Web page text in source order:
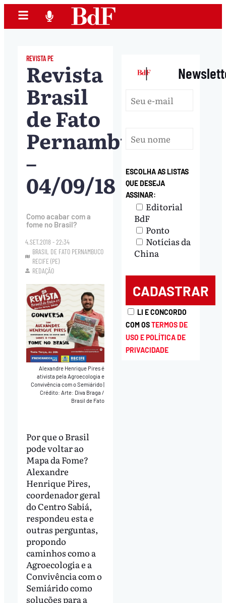
REVISTA PE
Revista
Brasil
de Fato
Pernambuco
–
04/09/18
Como acabar com a
fome no Brasil?
4.SET.2018 - 22:34
BRASIL DE FATO PERNAMBUCO
RECIFE (PE)
REDAÇÃO
Alexandre Henrique Pires é
ativista pela Agroecologia e
Convivência com o Semiárido
Crédito: Arte: Diva Braga /
Brasil de Fato
Por que o Brasil
pode voltar ao
Mapa da Fome?
Alexandre
Henrique Pires,
coordenador geral
do Centro Sabiá,
respondeu esta e
outras perguntas,
propondo
caminhos como a
Agroecologia e a
Convivência com o
Semiárido como
soluções para a
|
ESCOLHA AS LISTAS
QUE DESEJA
ASSINAR:
Editorial
BdF
Ponto
Notícias da
China
LI E CONCORDO
COM OSTERMOS DE
USO E POLÍTICA DE
PRIVACIDADE